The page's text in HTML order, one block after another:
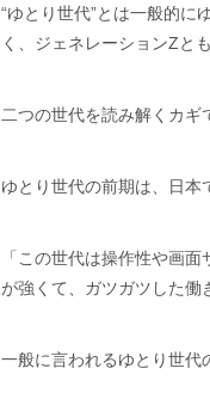
“ゆとり世代”とは一般的
く、ジェネレーションZと
二つの世代を読み解くカギ
ゆとり世代の前期は、日本
「この世代は操作性や画
が強くて、ガツガツした働
一般に言われるゆとり世代